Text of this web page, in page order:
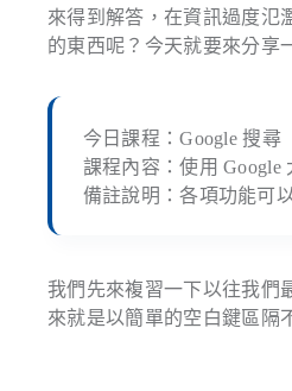
來得到解答，在資訊過度氾
的東西呢？今天就要來分享
今日課程：Google 搜尋
課程內容：使用
備註說明：各項功能可
我們先來複習一下以往我們
來就是以簡單的空白鍵區隔